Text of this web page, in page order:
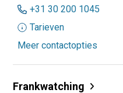
+31 30 200 1045
Tarieven
Meer contactopties
Frankwatching